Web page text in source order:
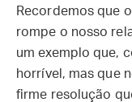
Recordemos que
rompe o nosso
um exemplo que,
horrível, mas que
firme resolução